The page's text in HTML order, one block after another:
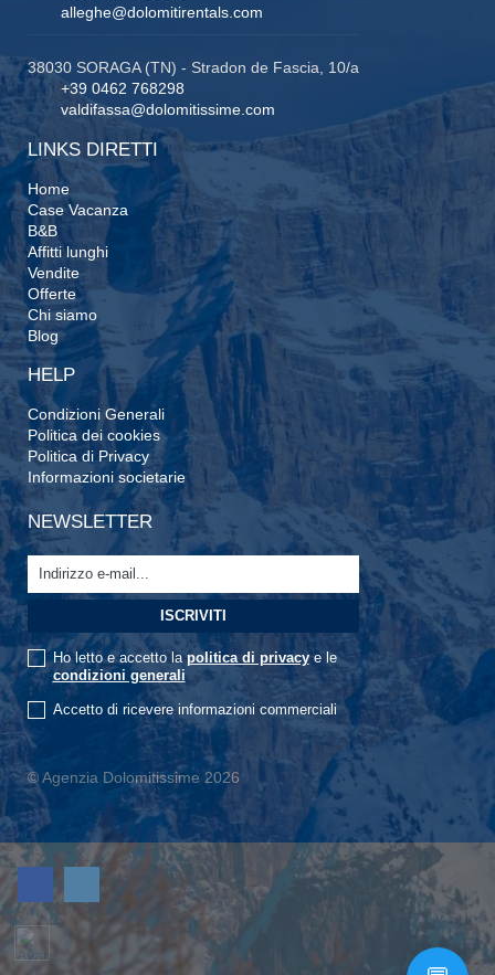
alleghe@dolomitirentals.com
38030 SORAGA (TN) - Stradon de Fascia, 10/a
+39 0462 768298
valdifassa@dolomitissime.com
LINKS DIRETTI
Home
Case Vacanza
B&B
Affitti lunghi
Vendite
Offerte
Chi siamo
Blog
HELP
Condizioni Generali
Politica dei cookies
Politica di Privacy
Informazioni societarie
NEWSLETTER
Ho letto e accetto lapolitica di privacye le
condizioni generali
Accetto di ricevere informazioni commerciali
© Agenzia Dolomitissime 2026